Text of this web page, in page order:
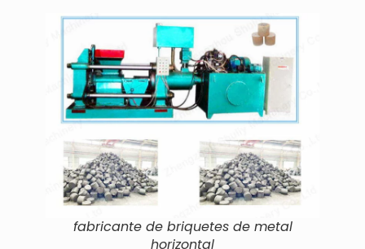
fabricante de briquetes de metal
horizontal